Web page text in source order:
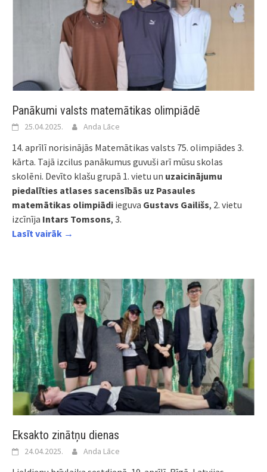
Panākumi valsts matemātikas olimpiādē
25.04.2025. Anda Lāce
14. aprīlī norisinājās Matemātikas valsts 75. olimpiādes 3.
kārta. Tajā izcilus panākumus guvuši arī mūsu skolas
skolēni. Devīto klašu grupā 1. vietu un uzaicinājumu
piedalīties atlases sacensībās uz Pasaules
matemātikas olimpiādi ieguva Gustavs Gailišs, 2. vietu
izcīnīja Intars Tomsons, 3.
Lasīt vairāk →
Eksakto zinātņu dienas
24.04.2025. Anda Lāce